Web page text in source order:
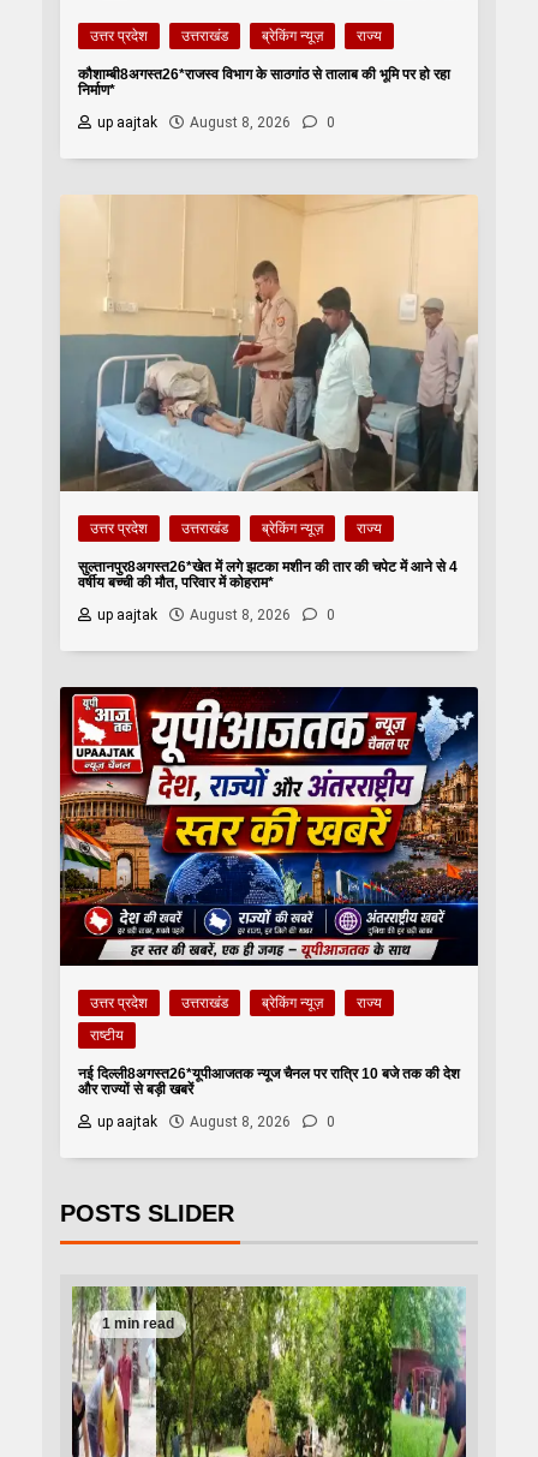
उत्तर प्रदेश उत्तराखंड ब्रेकिंग न्यूज़ राज्य
कौशाम्बी8अगस्त26*राजस्व विभाग के साठगांठ से तालाब की भूमि पर हो रहा
निर्माण*
up aajtak
August 8, 2026 0
उत्तर प्रदेश उत्तराखंड ब्रेकिंग न्यूज़ राज्य
सुल्तानपुर8अगस्त26*खेत में लगे झटका मशीन की तार की चपेट में आने से 4
वर्षीय बच्ची की मौत, परिवार में कोहराम*
up aajtak
August 8, 2026 0
उत्तर प्रदेश उत्तराखंड ब्रेकिंग न्यूज़
राज्य
राष्टीय
नई दिल्ली8अगस्त26*यूपीआजतक न्यूज चैनल पर रात्रि 10 बजे तक की देश
और राज्यों से बड़ी खबरें
up aajtak
August 8, 2026 0
POSTS SLIDER
1 min read